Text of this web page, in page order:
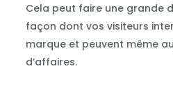
Cela peut faire une grande
façon dont vos visiteurs
marque et peuvent même
d’affaires.